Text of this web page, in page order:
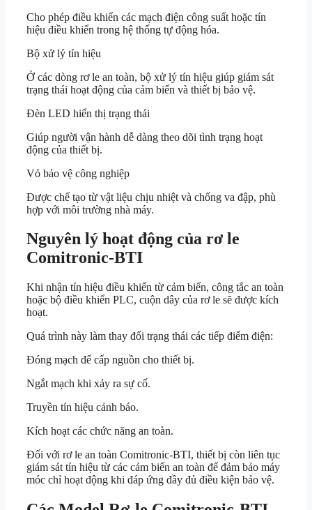
Cho phép điều khiển các mạch điện công suất hoặc tín
hiệu điều khiển trong hệ thống tự động hóa.
Bộ xử lý tín hiệu
Ở các dòng rơ le an toàn, bộ xử lý tín hiệu giúp giám sát
trạng thái hoạt động của cảm biến và thiết bị bảo vệ.
Đèn LED hiển thị trạng thái
Giúp người vận hành dễ dàng theo dõi tình trạng hoạt
động của thiết bị.
Vỏ bảo vệ công nghiệp
Được chế tạo từ vật liệu chịu nhiệt và chống va đập, phù
hợp với môi trường nhà máy.
Nguyên lý hoạt động của rơ le
Comitronic-BTI
Khi nhận tín hiệu điều khiển từ cảm biến, công tắc an toàn
hoặc bộ điều khiển PLC, cuộn dây của rơ le sẽ được kích
hoạt.
Quá trình này làm thay đổi trạng thái các tiếp điểm điện:
Đóng mạch để cấp nguồn cho thiết bị.
Ngắt mạch khi xảy ra sự cố.
Truyền tín hiệu cảnh báo.
Kích hoạt các chức năng an toàn.
Đối với rơ le an toàn Comitronic-BTI, thiết bị còn liên tục
giám sát tín hiệu từ các cảm biến an toàn để đảm bảo máy
móc chỉ hoạt động khi đáp ứng đầy đủ điều kiện bảo vệ.